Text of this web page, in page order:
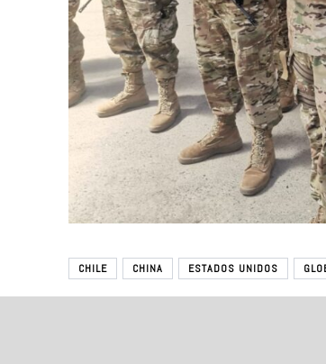
CHILE CHINA ESTADOS UNIDOS